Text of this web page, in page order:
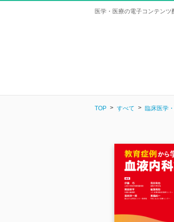
医学・医療の電子コンテンツ
TOP すべて 臨床医学